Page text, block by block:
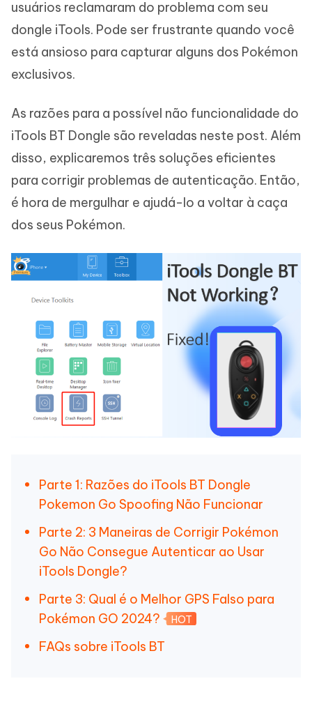
usuários reclamaram do problema com seu
dongle iTools. Pode ser frustrante quando você
está ansioso para capturar alguns dos Pokémon
exclusivos.
As razões para a possível não funcionalidade do
iTools BT Dongle são reveladas neste post. Além
disso, explicaremos três soluções eficientes
para corrigir problemas de autenticação. Então,
é hora de mergulhar e ajudá-lo a voltar à caça
dos seus Pokémon.
Parte 1: Razões do iTools BT Dongle
Pokemon Go Spoofing Não Funcionar
Parte 2: 3 Maneiras de Corrigir Pokémon
Go Não Consegue Autenticar ao Usar
iTools Dongle?
Parte 3: Qual é o Melhor GPS Falso para
Pokémon GO 2024?
HOT
FAQs sobre iTools BT